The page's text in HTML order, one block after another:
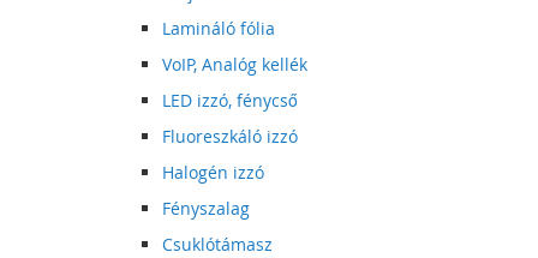
Lamináló fólia
VoIP, Analóg kellék
LED izzó, fénycső
Fluoreszkáló izzó
Halogén izzó
Fényszalag
Csuklótámasz